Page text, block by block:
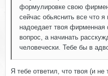
формулировке свою
сейчас обьяснить все что
надоедает твоя
вопрос, а начинать
человечески. Тебе бы в
Я тебе ответил, что твоя (и не